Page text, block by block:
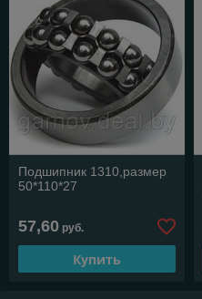
Подшипник 1310,размер
50*110*27
57,60 руб.
Купить